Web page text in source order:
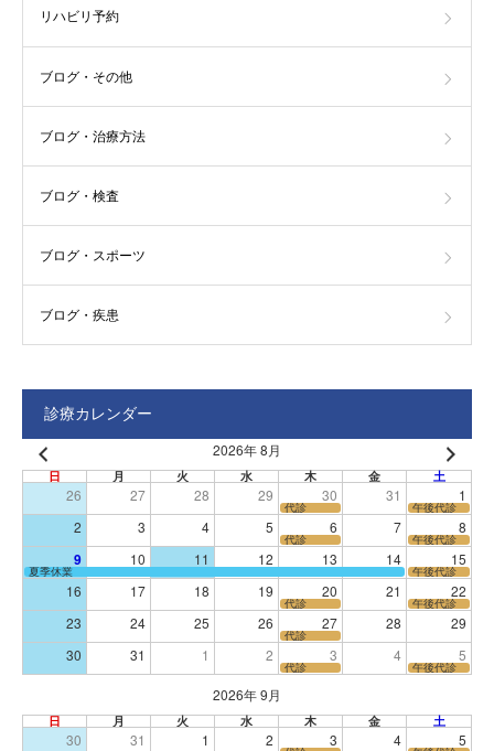
リハビリ予約
ブログ・その他
ブログ・治療方法
ブログ・検査
ブログ・スポーツ
ブログ・疾患
診療カレンダー
2026年 8月
日 月 火 水 木 金 土
26 27 28 29 30 31 1
代診 午後代診
2 3 4 5 6 7 8
代診 午後代診
9 10 11 12 13 14 15
夏季休業 午後代診
16 17 18 19 20 21 22
代診 午後代診
23 24 25 26 27 28 29
代診
30 31 1 2 3 4 5
代診 午後代診
2026年 9月
日 月 火 水 木 金 土
30 31 1 2 3 4 5